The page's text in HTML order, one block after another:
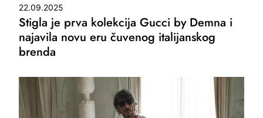
22.09.2025
Stigla je prva kolekcija Gucci by Demna i
najavila novu eru čuvenog italijanskog
brenda